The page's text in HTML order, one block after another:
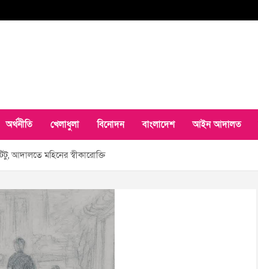
অর্থনীতি খেলাধুলা বিনোদন বাংলাদেশ আইন আদালত
আদালতে মহিনের স্বীকারোক্তি